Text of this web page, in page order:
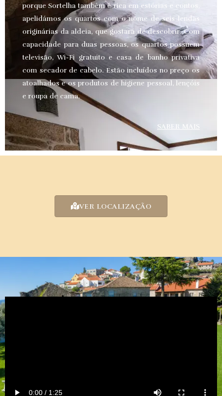
porque Sortelha também é rica em estórias e contos,
apelidámos os quartos com o nome de seis lendas
originárias da aldeia, que gostará de descobrir. Com
capacidade para duas pessoas, os quartos possuem
televisão, Wi-Fi gratuito e casa de banho privativa
com secador de cabelo. Estão incluídos no preço os
atoalhados e os produtos de higiene pessoal, lençóis
e roupa de cama.
SABER MAIS
VER LOCALIZAÇÃO